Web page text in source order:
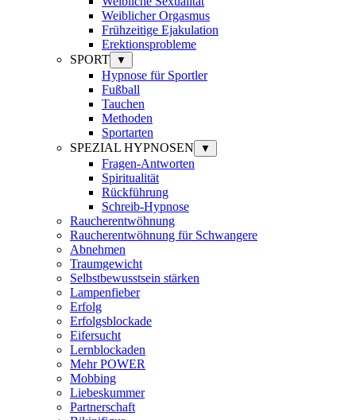
Weiblicher Orgasmus
Frühzeitige Ejakulation
Erektionsprobleme
SPORT
▼
Hypnose für Sportler
Fußball
Tauchen
Methoden
Sportarten
SPEZIAL HYPNOSEN
▼
Fragen-Antworten
Spiritualität
Rückführung
Schreib-Hypnose
Raucherentwöhnung
Raucherentwöhnung für Schwangere
Abnehmen
Traumgewicht
Selbstbewusstsein stärken
Lampenfieber
Erfolg
Erfolgsblockade
Eifersucht
Lernblockaden
Mehr POWER
Mobbing
Liebeskummer
Partnerschaft